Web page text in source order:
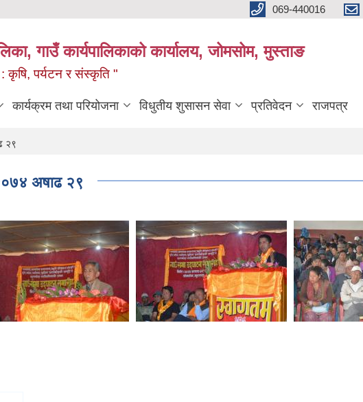
069-440016
गाउँ कार्यपालिकाको कार्यालय, जोमसोम, मुस्ताङ
कृषि, पर्यटन र संस्कृति "
कार्यक्रम तथा परियोजना विधुतीय शुसासन सेवा प्रतिवेदन राजपत्र
२९
अषाढ २९